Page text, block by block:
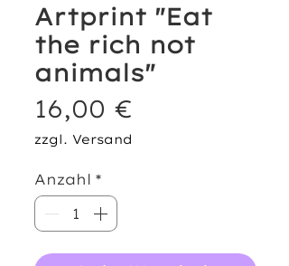
Artprint "Eat
the rich not
animals"
16,00 €
zzgl. Versand
Anzahl *